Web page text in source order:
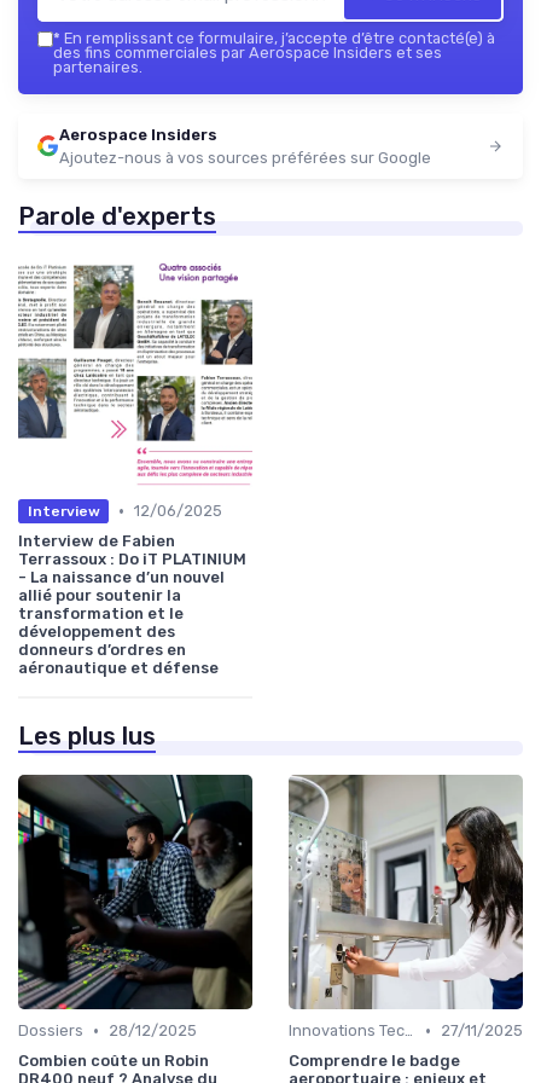
* En remplissant ce formulaire, j’accepte d’être contacté(e) à
des fins commerciales par Aerospace Insiders et ses
partenaires.
Aerospace Insiders
Ajoutez-nous à vos sources préférées sur Google
Parole d'experts
Interview • 12/06/2025
Interview de Fabien
Terrassoux : Do iT PLATINIUM
- La naissance d’un nouvel
allié pour soutenir la
transformation et le
développement des
donneurs d’ordres en
aéronautique et défense
Les plus lus
Dossiers •
28/12/2025
Combien coûte un Robin
DR400 neuf ? Analyse du
Innovations Technologiques •
27/11/2025
Comprendre le badge
aeroportuaire : enjeux et